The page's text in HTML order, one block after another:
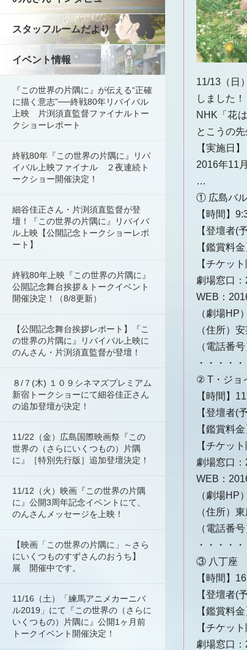
11/13（日
しました！
NHK「花
とこうの
【実施日】
2016年11
…
① 広島バ
【時間】
【登壇者(
【鑑賞料
【チケッ
劇場窓口
WEB：
（劇場HP
（住所）
（電話番
・・・・
② T・ジョ
【時間】
【登壇者(
【鑑賞料
【チケッ
劇場窓口
WEB：
（劇場HP）
（住所）
（電話番
・・・・
③ 八丁座
【時間】
【登壇者(
【鑑賞料
【チケッ
劇場窓口
スタッフルームだより
イベント情報
『この世界の片隅に』が伝える“正確
に描く意志”──終戦80年リバイバル
上映 片渕須直監督ファイナルトー
クショーレポート
終戦80年『この世界の片隅に』リバ
イバル上映ファイナル ２夜連続ト
ークショー開催決定！
細谷佳正さん・片渕須直監督が登
壇！『この世界の片隅に』リバイバ
ル上映【公開記念トークショーレポ
ート】
終戦80年上映『この世界の片隅に』
公開記念舞台挨拶＆トークイベント
開催決定！（8/8更新）
【公開記念舞台挨拶レポート】『こ
の世界の片隅に』リバイバル上映に
のんさん・片渕須直監督が登壇！
８/７(木) １０９シネマズプレミアム
新宿トークショーにて細谷佳正さん
の追加登壇が決定！
11/22（金）広島国際映画祭『この
世界の（さらにいくつもの）片隅
に』［特別先行版］追加登壇決定！
11/12（火）映画『この世界の片隅
に』公開3周年記念イベントにて、
のんさんメッセージを上映！
【映画「この世界の片隅に」～さら
にいくつものすずさんのおうち】
展 開催中です。
11/16（土）「練馬アニメカーニバ
ル2019」にて『この世界の（さらに
いくつもの）片隅に』公開1ヶ月前
トークイベント開催決定！